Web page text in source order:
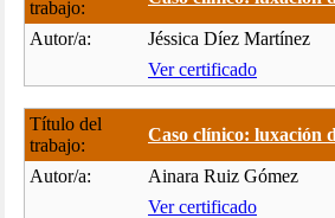
trabajo:
Autor/a:
Jéssica Díez Martínez
Ver certificado
Título del
trabajo:
Caso clínico: luxación
Autor/a:
Ainara Ruiz Gómez
Ver certificado